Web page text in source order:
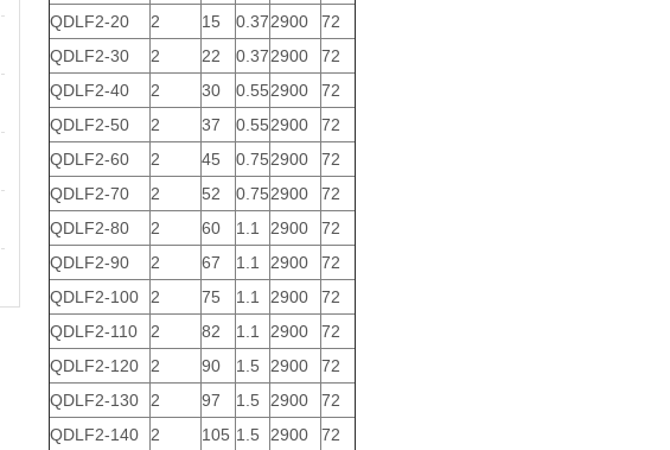
QDLF2-20
2 15 0.372900
72
QDLF2-30
2 22 0.372900
72
QDLF2-40
2 30 0.552900
72
QDLF2-50
2 37 0.552900
72
QDLF2-60
2 45 0.752900
72
QDLF2-70
2 52 0.752900
72
QDLF2-80
2 60 1.1 2900
72
QDLF2-90
2 67 1.1 2900
72
QDLF2-100
2 75 1.1 2900
72
QDLF2-110
2 82 1.1 2900
72
QDLF2-120
2 90 1.5 2900
72
QDLF2-130
2 97 1.5 2900
72
QDLF2-140
2 105 1.5 2900
72